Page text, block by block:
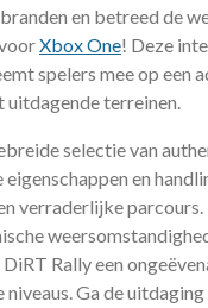
en betreed de
Xbox One! Deze
spelers mee op een
uitdagende terreinen.
selectie van
eigenschappen en
verraderlijke
Rally een
niveaus. Ga de